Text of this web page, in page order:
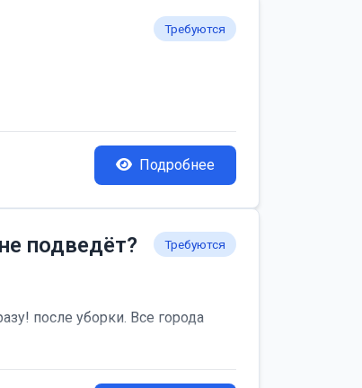
Требуются
Подробнее
подведёт? Требуются
после уборки. Все города